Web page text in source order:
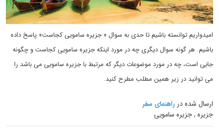
امیدواریم توانسته باشیم تا حدی به سوال « جزیره سامویی کجاست» پاسخ داده
باشیم. هر گونه سوال دیگری چه در مورد اینکه جزیره سامویی کجاست و چگونه
جایی است، چه در مورد موضوعات دیگر که مرتبط با جزیره سامویی می باشد را
می توانید در زیر همین مطلب مطرح کنید.
ارسال شده در راهنمای سفر
جزیره , جزیره سامویی